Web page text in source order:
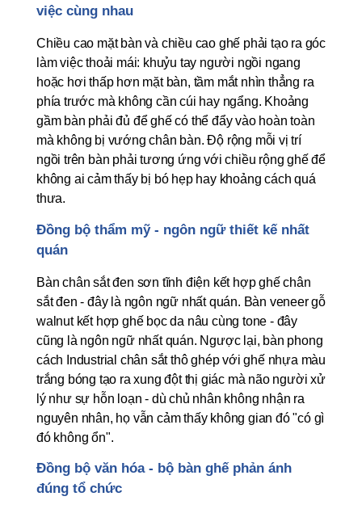
việc cùng nhau
Chiều cao mặt bàn và chiều cao ghế phải tạo ra góc
làm việc thoải mái: khuỷu tay người ngồi ngang
hoặc hơi thấp hơn mặt bàn, tầm mắt nhìn thẳng ra
phía trước mà không cần cúi hay ngẩng. Khoảng
gầm bàn phải đủ để ghế có thể đẩy vào hoàn toàn
mà không bị vướng chân bàn. Độ rộng mỗi vị trí
ngồi trên bàn phải tương ứng với chiều rộng ghế để
không ai cảm thấy bị bó hẹp hay khoảng cách quá
thưa.
Đồng bộ thẩm mỹ - ngôn ngữ thiết kế nhất
quán
Bàn chân sắt đen sơn tĩnh điện kết hợp ghế chân
sắt đen - đây là ngôn ngữ nhất quán. Bàn veneer gỗ
walnut kết hợp ghế bọc da nâu cùng tone - đây
cũng là ngôn ngữ nhất quán. Ngược lại, bàn phong
cách Industrial chân sắt thô ghép với ghế nhựa màu
trắng bóng tạo ra xung đột thị giác mà não người xử
lý như sự hỗn loạn - dù chủ nhân không nhận ra
nguyên nhân, họ vẫn cảm thấy không gian đó "có gì
đó không ổn".
Đồng bộ văn hóa - bộ bàn ghế phản ánh
đúng tổ chức